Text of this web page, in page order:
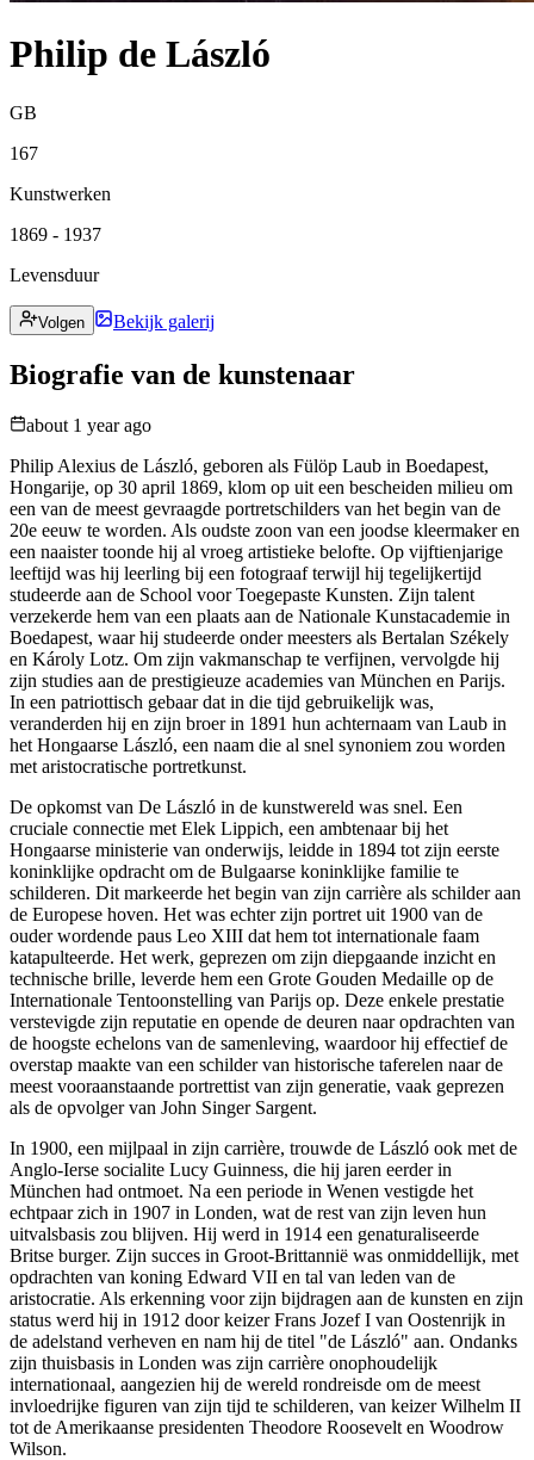
Philip de László
GB
167
Kunstwerken
1869 - 1937
Levensduur
Volgen Bekijk galerij
Biografie van de kunstenaar
about 1 year ago
Philip Alexius de László, geboren als Fülöp Laub in Boedapest,
Hongarije, op 30 april 1869, klom op uit een bescheiden milieu om
een van de meest gevraagde portretschilders van het begin van de
20e eeuw te worden. Als oudste zoon van een joodse kleermaker en
een naaister toonde hij al vroeg artistieke belofte. Op vijftienjarige
leeftijd was hij leerling bij een fotograaf terwijl hij tegelijkertijd
studeerde aan de School voor Toegepaste Kunsten. Zijn talent
verzekerde hem van een plaats aan de Nationale Kunstacademie in
Boedapest, waar hij studeerde onder meesters als Bertalan Székely
en Károly Lotz. Om zijn vakmanschap te verfijnen, vervolgde hij
zijn studies aan de prestigieuze academies van München en Parijs.
In een patriottisch gebaar dat in die tijd gebruikelijk was,
veranderden hij en zijn broer in 1891 hun achternaam van Laub in
het Hongaarse László, een naam die al snel synoniem zou worden
met aristocratische portretkunst.
De opkomst van De László in de kunstwereld was snel. Een
cruciale connectie met Elek Lippich, een ambtenaar bij het
Hongaarse ministerie van onderwijs, leidde in 1894 tot zijn eerste
koninklijke opdracht om de Bulgaarse koninklijke familie te
schilderen. Dit markeerde het begin van zijn carrière als schilder aan
de Europese hoven. Het was echter zijn portret uit 1900 van de
ouder wordende paus Leo XIII dat hem tot internationale faam
katapulteerde. Het werk, geprezen om zijn diepgaande inzicht en
technische brille, leverde hem een Grote Gouden Medaille op de
Internationale Tentoonstelling van Parijs op. Deze enkele prestatie
verstevigde zijn reputatie en opende de deuren naar opdrachten van
de hoogste echelons van de samenleving, waardoor hij effectief de
overstap maakte van een schilder van historische taferelen naar de
meest vooraanstaande portrettist van zijn generatie, vaak geprezen
als de opvolger van John Singer Sargent.
In 1900, een mijlpaal in zijn carrière, trouwde de László ook met de
Anglo-Ierse socialite Lucy Guinness, die hij jaren eerder in
München had ontmoet. Na een periode in Wenen vestigde het
echtpaar zich in 1907 in Londen, wat de rest van zijn leven hun
uitvalsbasis zou blijven. Hij werd in 1914 een genaturaliseerde
Britse burger. Zijn succes in Groot-Brittannië was onmiddellijk, met
opdrachten van koning Edward VII en tal van leden van de
aristocratie. Als erkenning voor zijn bijdragen aan de kunsten en zijn
status werd hij in 1912 door keizer Frans Jozef I van Oostenrijk in
de adelstand verheven en nam hij de titel "de László" aan. Ondanks
zijn thuisbasis in Londen was zijn carrière onophoudelijk
internationaal, aangezien hij de wereld rondreisde om de meest
invloedrijke figuren van zijn tijd te schilderen, van keizer Wilhelm II
tot de Amerikaanse presidenten Theodore Roosevelt en Woodrow
Wilson.